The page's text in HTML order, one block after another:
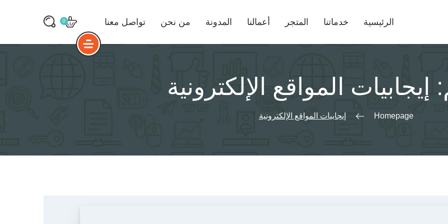
الرئيسية خدماتنا المتجر أعمالنا المدونة من نحن تواصل معنا 0
إيجابيات المواقع الإلكترونية
Homepage إيجابيات المواقع الإلكترونية